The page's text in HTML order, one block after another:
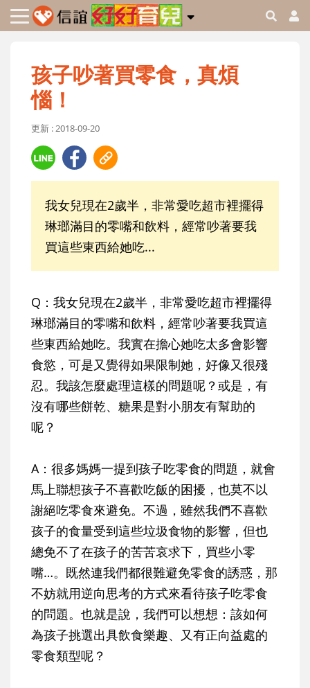
孩子吵著買零食，真煩
惱！
更新 : 2018-09-20
我女兒現在2歲半，非常愛吃超市裡擺得
琳瑯滿目的零嘴和飲料，經常吵著要我
買這些東西給她吃...
Q： 我女兒現在2歲半，非常愛吃超市裡擺得
琳瑯滿目的零嘴和飲料，經常吵著要我買這
些東西給她吃。我實在擔心她吃太多會影響
食慾，可是又覺得如果限制她，好像又很殘
忍。我該怎麼處理這樣的問題呢？或是，有
沒有哪些餅乾、糖果是對小朋友有幫助的
呢？
A： 很多媽媽一提到孩子吃零食的問題，就會
馬上聯想孩子不喜歡吃飯的困擾，也莫不以
謝絕吃零食來避免。不過，雖然我們不喜歡
孩子的食量受到這些垃圾食物的影響，但也
總免不了在孩子的苦苦哀求下，買些小零
嘴…。既然連我們都很難避免零食的誘惑，那
不妨就用逆向思考的方式來看待孩子吃零食
的問題。也就是說，我們可以想想：該如何
為孩子挑選出具飲食樂趣、又有正向益處的
零食類型呢？